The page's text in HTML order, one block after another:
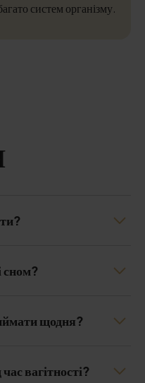
систем організму.
сном?
щодня?
вагітності?